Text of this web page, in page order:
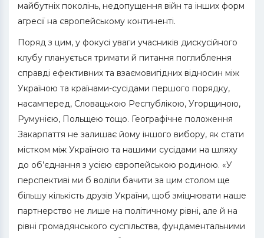
майбутніх поколінь, недопущення війн та інших форм
агресії на європейському континенті.
Поряд з цим, у фокусі уваги учасників дискусійного
клубу планується тримати й питання поглиблення
справді ефективних та взаємовигідних відносин між
Україною та країнами-сусідами першого порядку,
насамперед, Словацькою Республікою, Угорщиною,
Румунією, Польщею тощо. Географічне положення
Закарпаття не залишає йому іншого вибору, як стати
містком між Україною та нашими сусідами на шляху
до об’єднання з усією європейською родиною. «У
перспективі ми б воліли бачити за цим столом ще
більшу кількість друзів України, щоб зміцнювати наше
партнерство не лише на політичному рівні, але й на
рівні громадянського суспільства, фундаментальними